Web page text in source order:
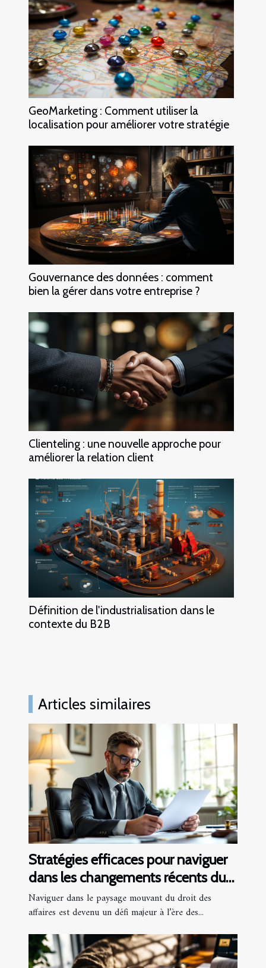
GeoMarketing : Comment utiliser la
localisation pour améliorer votre stratégie
Gouvernance des données : comment
bien la gérer dans votre entreprise ?
Clienteling : une nouvelle approche pour
améliorer la relation client
Définition de l'industrialisation dans le
contexte du B2B
Articles similaires
Stratégies efficaces pour naviguer
dans les changements récents du
droit des affaires
Naviguer dans le paysage mouvant du droit des
affaires est devenu un défi majeur à l’ère des...